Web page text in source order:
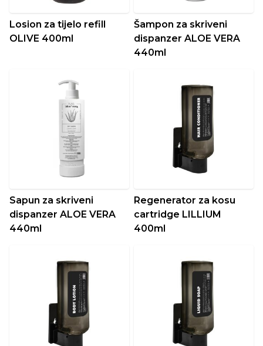
Losion za tijelo refill
OLIVE 400ml
Šampon za skriveni
dispanzer ALOE VERA
440ml
Sapun za skriveni
dispanzer ALOE VERA
440ml
Regenerator za kosu
cartridge LILLIUM
400ml